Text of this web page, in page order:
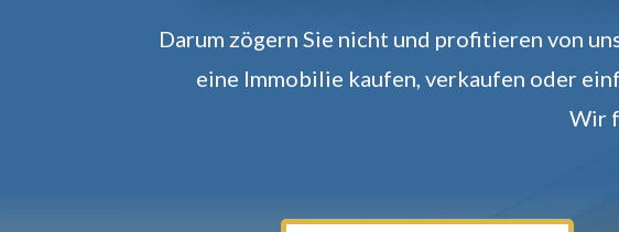
Darum zögern Sie nicht und profitieren von
eine Immobilie kaufen, verkaufen oder
Wir